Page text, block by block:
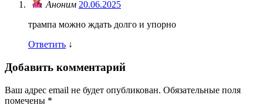
Аноним 20.06.2025
трампа можно ждать долго и упорно
Ответить ↓
Добавить комментарий
Ваш адрес email не будет опубликован. Обязательные поля
помечены *